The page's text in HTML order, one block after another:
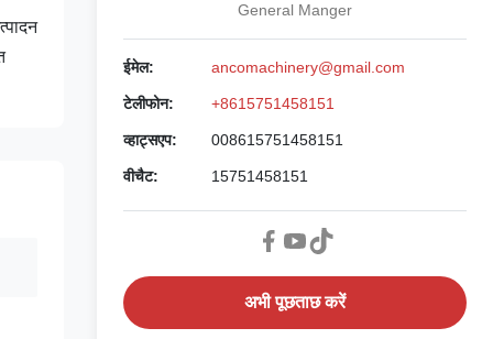
General Manger
ईमेल: ancomachinery@gmail.com
टेलीफोन: +8615751458151
व्हाट्सएप: 008615751458151
वीचैट: 15751458151
अभी पूछताछ करें